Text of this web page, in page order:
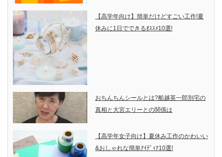
【高学年向け】簡単だけどすごい工作!夏
休みに1日でできるｵｽｽﾒ10選!
おちんちんシールとは?船越英一郎別宅の
真相と大宮エリーとの関係は
【高学年女子向け】夏休み工作のかわいい
&おしゃれな簡単ｱｲﾃﾞｨｱ10選!